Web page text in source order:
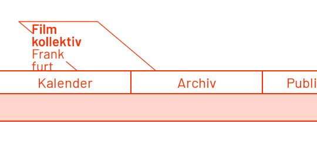
Inhalt
springen
Kalender Archiv